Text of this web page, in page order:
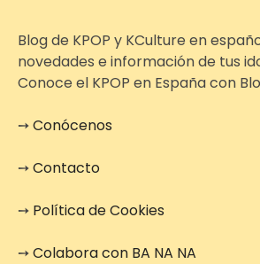
Blog de KPOP y KCulture en
novedades e información de tus
Conoce el KPOP en España con
➙Conócenos
➙Contacto
➙ Política de Cookies
➙Colabora con BA NA NA